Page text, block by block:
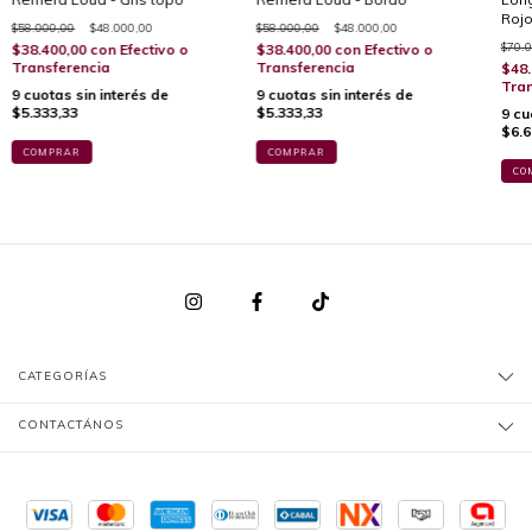
$58.000,00 $48.000,00
$38.400,00 con Efectivo o
Transferencia
9 cuotas sin interés de
$5.333,33
COMPRAR
$58.000,00 $48.000,00
$38.400,00 con Efectivo o
Transferencia
9 cuotas sin interés de
$5.333,33
COMPRAR
Rojo
9
CATEGORÍAS
CONTACTÁNOS